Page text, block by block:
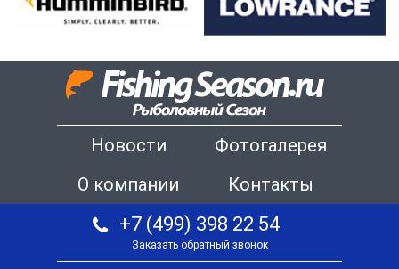
Новости
Фотогалерея
О компании
Контакты
+7 (499) 398 22 54
Заказать обратный звонок